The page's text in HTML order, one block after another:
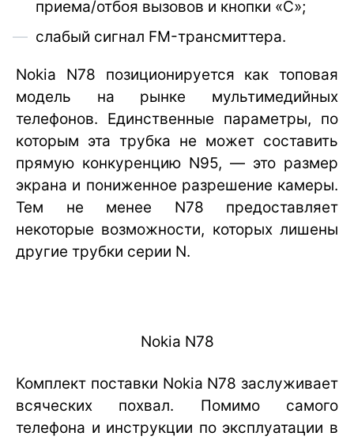
приема/отбоя вызовов и кнопки «С»;
слабый сигнал FM-трансмиттера.
Nokia N78 позиционируется как топовая
модель на рынке мультимедийных
телефонов. Единственные параметры, по
которым эта трубка не может составить
прямую конкуренцию N95, — это размер
экрана и пониженное разрешение камеры.
Тем не менее N78 предоставляет
некоторые возможности, которых лишены
другие трубки серии N.
Nokia N78
Комплект поставки Nokia N78 заслуживает
всяческих похвал. Помимо самого
телефона и инструкции по эксплуатации в